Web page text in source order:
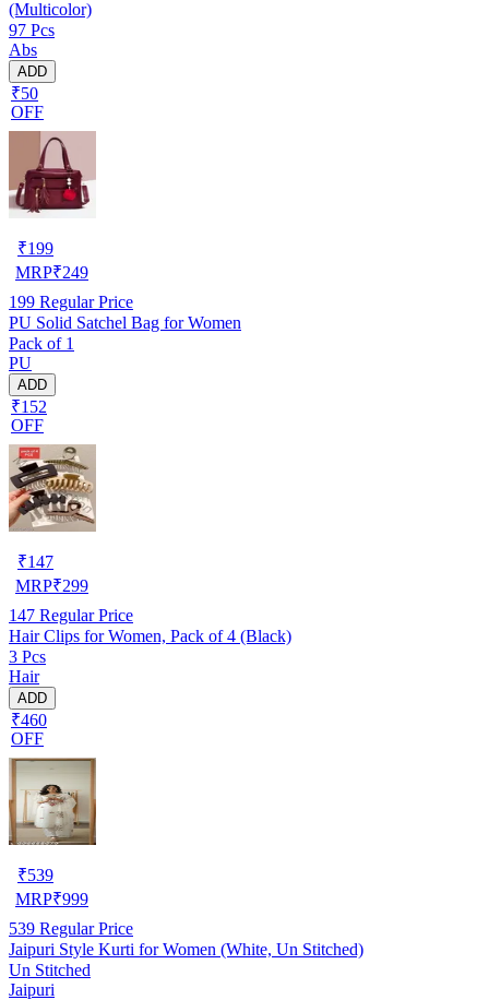
(Multicolor)
97 Pcs
Abs
ADD
₹50
OFF
₹199
MRP₹249
199 Regular Price
PU Solid Satchel Bag for Women
Pack of 1
PU
ADD
₹152
OFF
₹147
MRP₹299
147 Regular Price
Hair Clips for Women, Pack of 4 (Black)
3 Pcs
Hair
ADD
₹460
OFF
₹539
MRP₹999
539 Regular Price
Jaipuri Style Kurti for Women (White, Un Stitched)
Un Stitched
Jaipuri